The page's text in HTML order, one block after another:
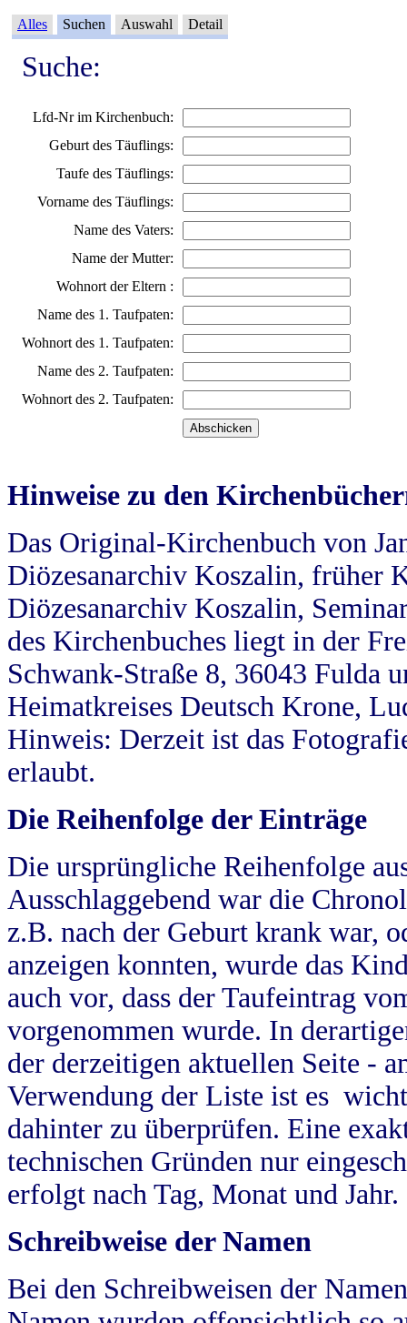
Alles Suchen Auswahl Detail
Suche:
Lfd-Nr im Kirchenbuch:
Geburt des Täuflings:
Taufe des Täuflings:
Vorname des Täuflings:
Name des Vaters:
Name der Mutter:
Wohnort der Eltern :
Name des 1. Taufpaten:
Wohnort des 1. Taufpaten:
Name des 2. Taufpaten:
Wohnort des 2. Taufpaten:
Hinweise zu den
Das Original-Kirchenbuch von
Diözesanarchiv Koszalin, früher
Diözesanarchiv Koszalin,
des Kirchenbuches liegt in der
Schwank-Straße 8, 36043 Fulda
Heimatkreises Deutsch Krone,
Hinweis: Derzeit ist das
erlaubt.
Die Reihenfolge der Einträge
Die ursprüngliche Reihenfolge
Ausschlaggebend war die
z.B. nach der Geburt krank war,
anzeigen konnten, wurde das
auch vor, dass der Taufeintrag
vorgenommen wurde. In
der derzeitigen aktuellen Seite -
Verwendung der Liste ist es
dahinter zu überprüfen. Eine
technischen Gründen nur
erfolgt nach Tag, Monat und Jahr.
Schreibweise der Namen
Bei den Schreibweisen der